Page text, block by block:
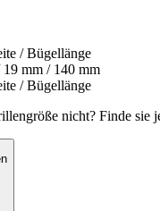
/ Bügellänge
mm / 140 mm
/ Bügellänge
nicht? Finde sie